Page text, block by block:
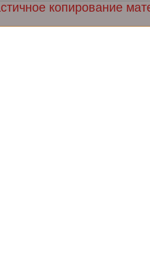
копирование